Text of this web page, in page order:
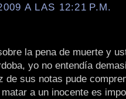
A LAS 12:21 P.M.
la pena de muerte y
yo no entendía
de sus notas pude
a un inocente es